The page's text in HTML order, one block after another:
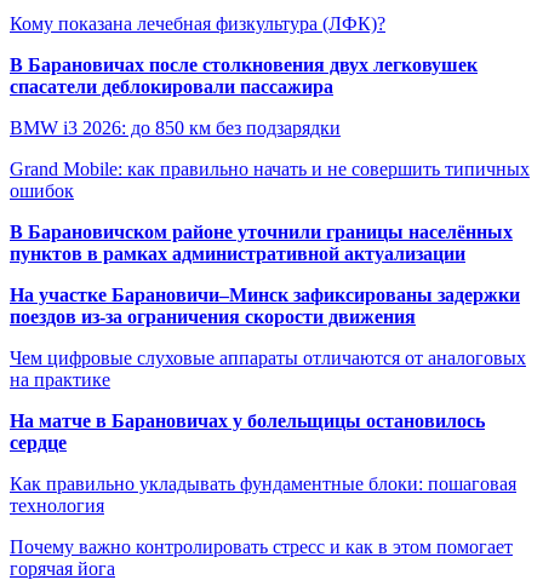
Кому показана лечебная физкультура (ЛФК)?
В Барановичах после столкновения двух легковушек
спасатели деблокировали пассажира
BMW i3 2026: до 850 км без подзарядки
Grand Mobile: как правильно начать и не совершить типичных
ошибок
В Барановичском районе уточнили границы населённых
пунктов в рамках административной актуализации
На участке Барановичи–Минск зафиксированы задержки
поездов из-за ограничения скорости движения
Чем цифровые слуховые аппараты отличаются от аналоговых
на практике
На матче в Барановичах у болельщицы остановилось
сердце
Как правильно укладывать фундаментные блоки: пошаговая
технология
Почему важно контролировать стресс и как в этом помогает
горячая йога